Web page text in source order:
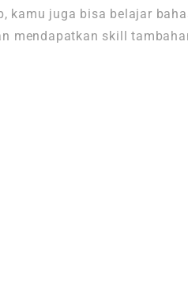
kamu juga bisa belajar
mendapatkan skill